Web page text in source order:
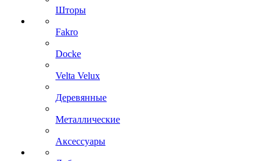
Шторы
Fakro
Docke
Velta Velux
Деревянные
Металлические
Аксессуары